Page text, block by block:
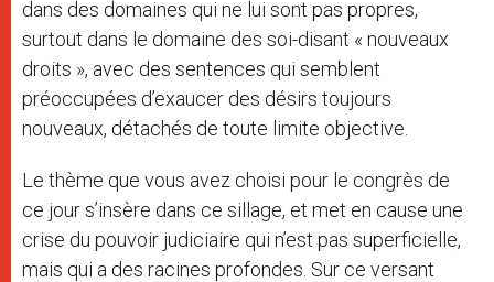
dans des domaines qui ne lui sont pas propres,
surtout dans le domaine des soi-disant « nouveaux
droits », avec des sentences qui semblent
préoccupées d’exaucer des désirs toujours
nouveaux, détachés de toute limite objective.
Le thème que vous avez choisi pour le congrès de
ce jour s’insère dans ce sillage, et met en cause une
crise du pouvoir judiciaire qui n’est pas superficielle,
mais qui a des racines profondes. Sur ce versant